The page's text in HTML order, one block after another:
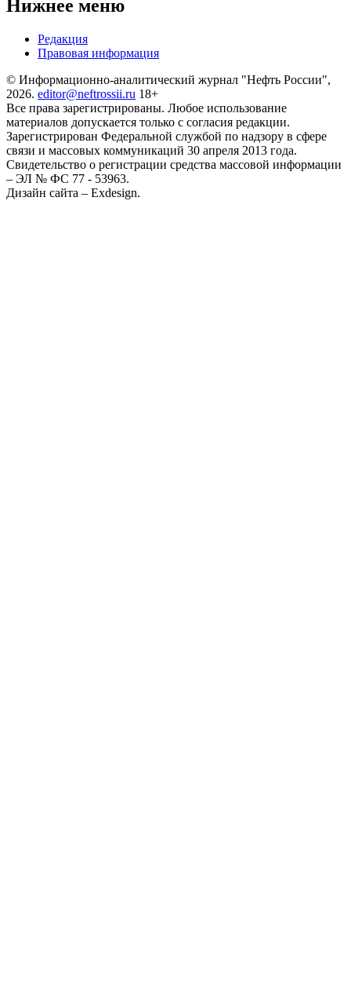
Нижнее меню
Редакция
Правовая информация
© Информационно-аналитический журнал "Нефть России",
2026. editor@neftrossii.ru 18+
Все права зарегистрированы. Любое использование
материалов допускается только с согласия редакции.
Зарегистрирован Федеральной службой по надзору в сфере
связи и массовых коммуникаций 30 апреля 2013 года.
Свидетельство о регистрации средства массовой информации
– ЭЛ № ФС 77 - 53963.
Дизайн сайта – Exdesign.